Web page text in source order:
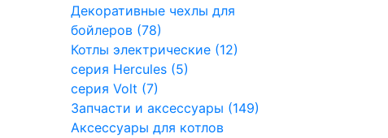
Декоративные чехлы для
бойлеров (78)
Котлы электрические (12)
серия Hercules (5)
серия Volt (7)
Запчасти и аксессуары (149)
Аксессуары для котлов